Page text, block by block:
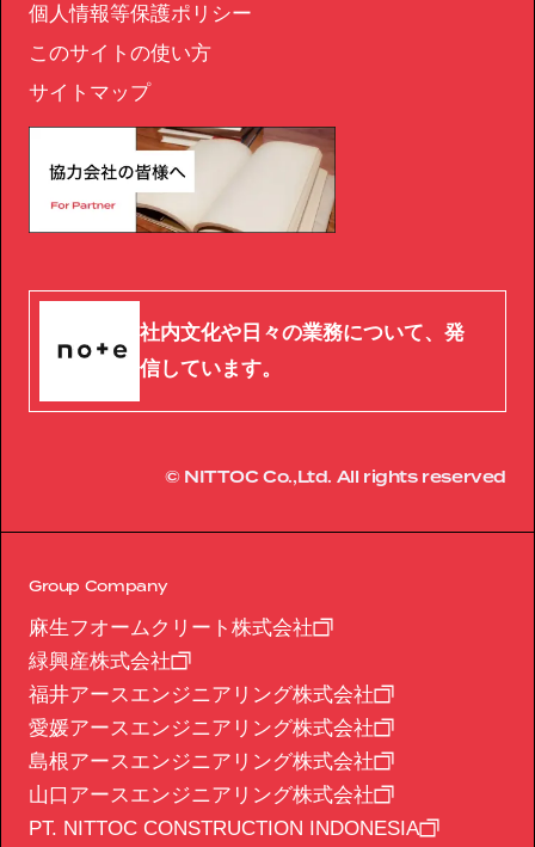
個人情報等保護ポリシー
このサイトの使い方
サイトマップ
社内文化や日々の業務について、発
信しています。
© NITTOC Co.,Ltd. All rights reserved
Group Company
麻生フオームクリート株式会社
緑興産株式会社
福井アースエンジニアリング株式会社
愛媛アースエンジニアリング株式会社
島根アースエンジニアリング株式会社
山口アースエンジニアリング株式会社
PT. NITTOC CONSTRUCTION INDONESIA